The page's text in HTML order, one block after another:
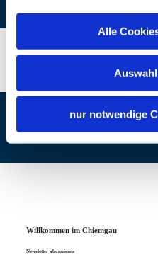
Alle
nur notwendige
Willkommen im Chiemgau
Newsletter abonnieren